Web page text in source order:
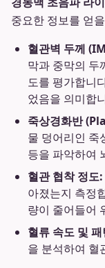
중요한 정보를 얻
혈관벽 두께
막과 중막의 두
도를 평가합니
었음을 의미합
죽상경화반
물 덩어리인 죽
등을 파악하여
혈관 협착 정도:
아졌는지 측정
량이 줄어들어
혈류 속도 및 패
을 분석하여 혈